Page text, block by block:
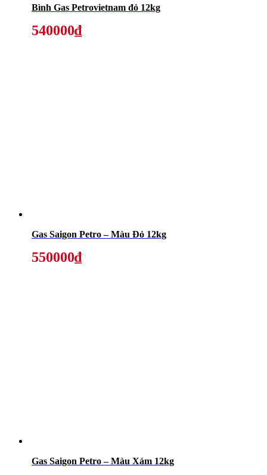
Bình Gas Petrovietnam đỏ 12kg
540000₫
Gas Saigon Petro – Màu Đỏ 12kg
550000₫
Gas Saigon Petro – Màu Xám 12kg